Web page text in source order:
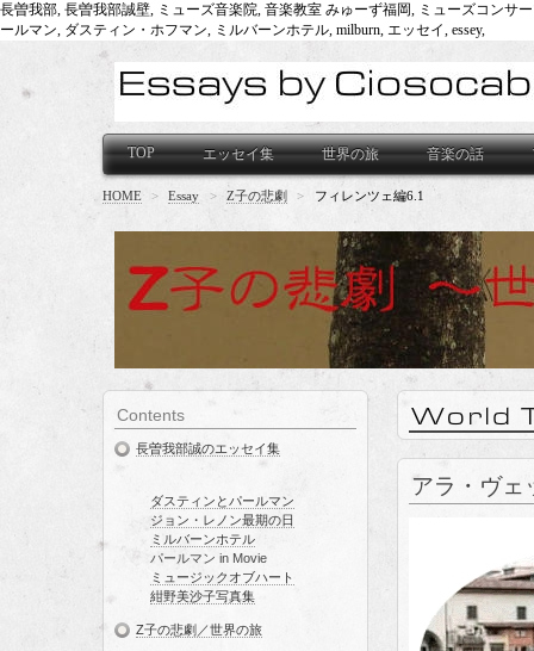
長曽我部, 長曽我部誠壁, ミューズ音楽院, 音楽教室 みゅーず福岡, ミューズコンサ
ールマン, ダスティン・ホフマン, ミルバーンホテル, milburn, エッセイ, essey,
TOP エッセイ集 世界の旅 音楽の話
HOME > Essay > Z子の悲劇 > フィレンツェ編6.1
アラ・ヴェ
Contents
長曽我部誠のエッセイ集
ダスティンとパールマン
ジョン・レノン最期の日
ミルバーンホテル
パールマン in Movie
ミュージックオブハート
紺野美沙子写真集
Z子の悲劇／世界の旅